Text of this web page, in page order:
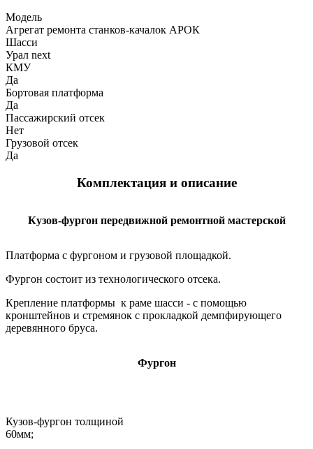
Модель
Агрегат ремонта станков-качалок АРОК
Шасси
Урал next
КМУ
Да
Бортовая платформа
Да
Пассажирский отсек
Нет
Грузовой отсек
Да
Комплектация и описание
Кузов-фургон передвижной ремонтной мастерской
Платформа с фургоном и грузовой площадкой.
Фургон состоит из технологического отсека.
Крепление платформы к раме шасси - с помощью
кронштейнов и стремянок с прокладкой демпфирующего
деревянного бруса.
Фургон
Кузов-фургон толщиной
60мм;